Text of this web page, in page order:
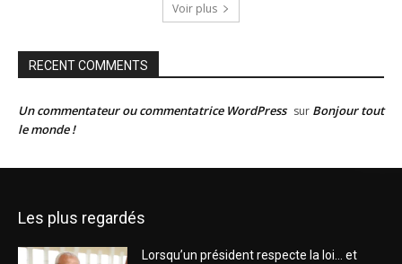
Voir plus
RECENT COMMENTS
Un commentateur ou commentatrice WordPress sur Bonjour tout
le monde !
Les plus regardés
Lorsqu’un président respecte la loi… et